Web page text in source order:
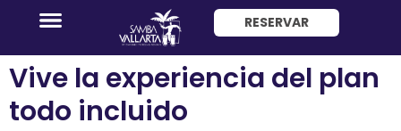
ENG
RESERVAR
Vive la experiencia del plan
todo incluido